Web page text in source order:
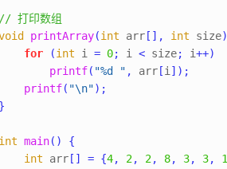
// 打印数组
printArray(int arr[], int size)
for
(int i = 0; i < size; i++)
printf( "%d " , arr[i ]);
printf( "\n");
}
int main()
{
int arr[] = {4, 2, 2, 8, 3, 3, 1